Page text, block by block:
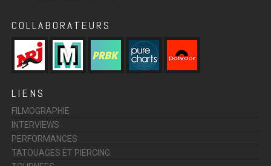
COLLABORATEURS
LIENS
FILMOGRAPHIE
INTERVIEWS
PERFORMANCES
TATOUAGES ET PIERCING